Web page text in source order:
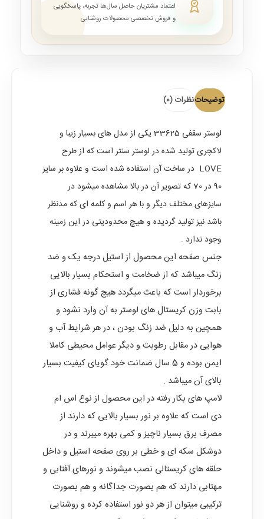
اعتماد مشتریان حاصل سال‌ها تجربه، پاسخگویی
و فروش تخصصی محصولات روشنایی
توضیحاتنظرات (0)
لوستر سقفی 33625 یکی از مدل های بسیار زیبا و
لاکچری تولید شده در لوستر سنتر است که از طرح
LOVE در ساخت آن استفاده شده است و علاوه بر سایز
90 در 70 که تصویر آن در بالا مشاهده میشود در
سایزهای مختلف دیگر و با هر اسم و کلمه ای که مدنظر
باشد نیز تولید گردیده و هیچ محدودیتی در این زمینه
وجود ندارد .
جنس صفحه این محصول از استیل درجه یک و ضد
زنگ میباشد که از ضخامت و استحکام بسیار بالایی
برخوردار است که باعث میگردد هیچ گونه فشاری از
بابت وزن کریستال های لوستر به آن وارد نشود و
همچین به دلیل ضد زنگ بودن ، در هر شرایط آب و
هوایی در مقابل رطوبت و دیگر عوامل محیطی کاملا
ایمن بوده و 5 سال ضمانت خود گویای کیفیت بسیار
بالای آن میباشد .
لامپ های بکار رفته در این محصول از نوع اس ام
دی است که علاوه بر نور بسیار بالایی که دارند از
مصرف برق بسیار ناچیز و کمی بهره میبرند و در
دوشکل سکه ای و خطی بر روی صفحه استیل و داخل
حلقه های کریستالی نصب میشوند و نورهای آفتابی و
مهتابی دارند که هم بصورت جداگانه و هم بصورت
ترکیبی میتوان از هر دو نور استفاده کرده و روشنایی